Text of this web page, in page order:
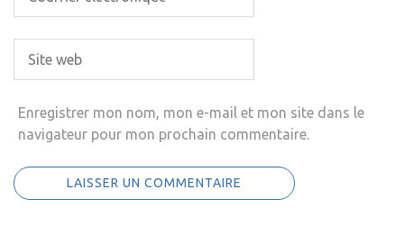
Enregistrer mon nom, mon e-mail et mon site dans le
navigateur pour mon prochain commentaire.